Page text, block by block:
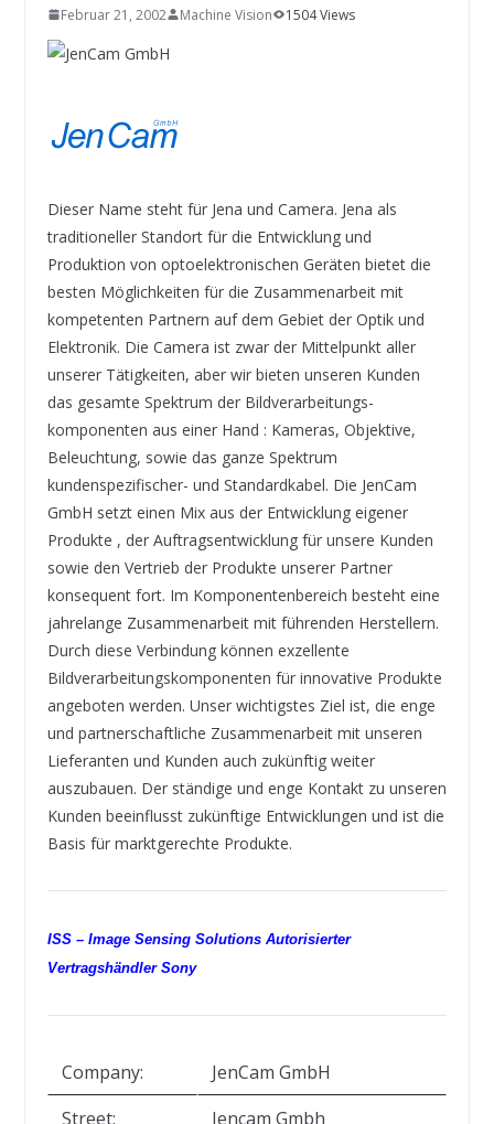
SYSTEMS WIRD EYYES
Compact system for precision
Februar 21, 2002 Machine Vision 1504 Views
Dieser Name steht für Jena und Camera. Jena als
traditioneller Standort für die Entwicklung und
Produktion von optoelektronischen Geräten bietet die
besten Möglichkeiten für die Zusammenarbeit mit
kompetenten Partnern auf dem Gebiet der Optik und
Elektronik. Die Camera ist zwar der Mittelpunkt aller
unserer Tätigkeiten, aber wir bieten unseren Kunden
das gesamte Spektrum der Bildverarbeitungs-
komponenten aus einer Hand : Kameras, Objektive,
Beleuchtung, sowie das ganze Spektrum
kundenspezifischer- und Standardkabel. Die JenCam
GmbH setzt einen Mix aus der Entwicklung eigener
Produkte , der Auftragsentwicklung für unsere Kunden
sowie den Vertrieb der Produkte unserer Partner
konsequent fort. Im Komponentenbereich besteht eine
jahrelange Zusammenarbeit mit führenden Herstellern.
Durch diese Verbindung können exzellente
Bildverarbeitungskomponenten für innovative Produkte
angeboten werden. Unser wichtigstes Ziel ist, die enge
und partnerschaftliche Zusammenarbeit mit unseren
Lieferanten und Kunden auch zukünftig weiter
auszubauen. Der ständige und enge Kontakt zu unseren
Kunden beeinflusst zukünftige Entwicklungen und ist die
Basis für marktgerechte Produkte.
ISS – Image Sensing Solutions Autorisierter
Vertragshändler Sony
Company:
JenCam GmbH
Street:
Jencam Gmbh